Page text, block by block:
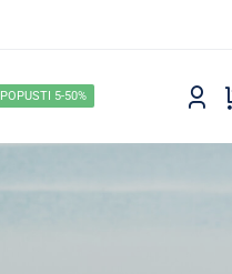
POPUSTI 5-50%